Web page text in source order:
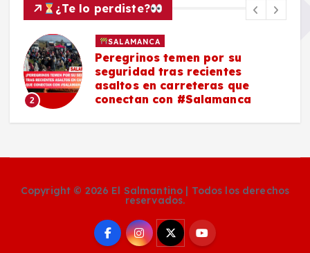
¿Te lo perdiste?
2
SALAMANCA
Peregrinos temen por su
seguridad tras recientes
asaltos en carreteras que
conectan con #Salamanca
Copyright © 2026 El Salmantino | Todos los derechos
reservados.